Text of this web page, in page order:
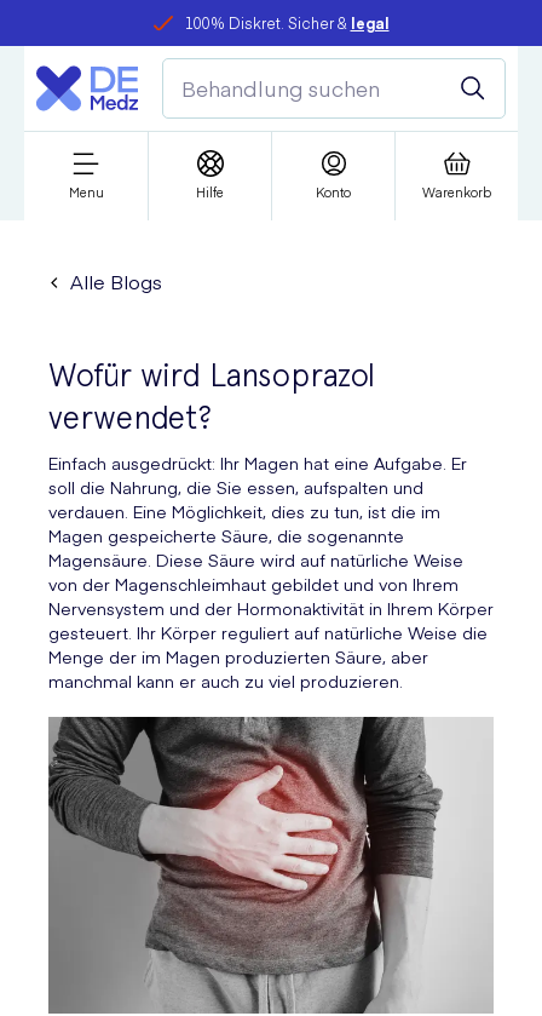
100% Diskret. Sicher & legal
Menu Hilfe Konto Warenkorb
Alle Blogs
Wofür wird Lansoprazol
verwendet?
Einfach ausgedrückt: Ihr Magen hat eine Aufgabe. Er
soll die Nahrung, die Sie essen, aufspalten und
verdauen. Eine Möglichkeit, dies zu tun, ist die im
Magen gespeicherte Säure, die sogenannte
Magensäure. Diese Säure wird auf natürliche Weise
von der Magenschleimhaut gebildet und von Ihrem
Nervensystem und der Hormonaktivität in Ihrem Körper
gesteuert. Ihr Körper reguliert auf natürliche Weise die
Menge der im Magen produzierten Säure, aber
manchmal kann er auch zu viel produzieren.